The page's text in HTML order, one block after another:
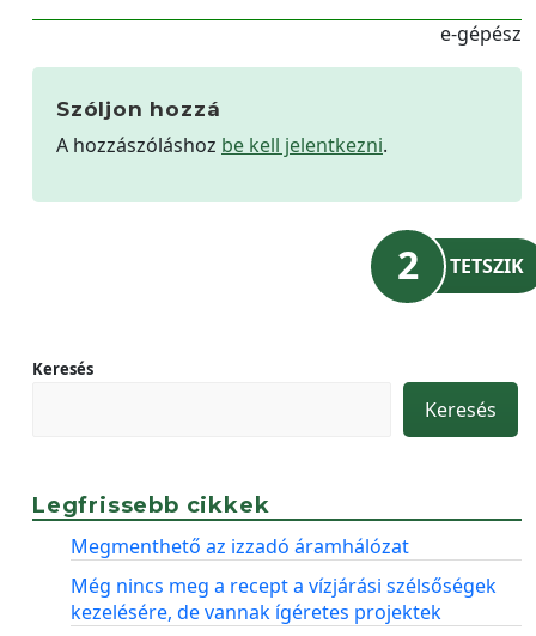
e-gépész
Szóljon hozzá
A hozzászóláshoz be kell jelentkezni.
2 TETSZIK
Keresés
Keresés
Legfrissebb cikkek
Megmenthető az izzadó áramhálózat
Még nincs meg a recept a vízjárási szélsőségek
kezelésére, de vannak ígéretes projektek